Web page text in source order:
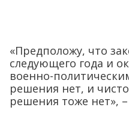
«Предположу, что
следующего года и
военно-
решения нет, и
решения тоже нет»,